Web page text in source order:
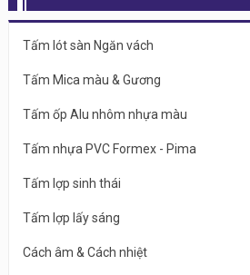
Tấm lót sàn Ngăn vách
Tấm Mica màu & Gương
Tấm ốp Alu nhôm nhựa màu
Tấm nhựa PVC Formex - Pima
Tấm lợp sinh thái
Tấm lợp lấy sáng
Cách âm & Cách nhiệt